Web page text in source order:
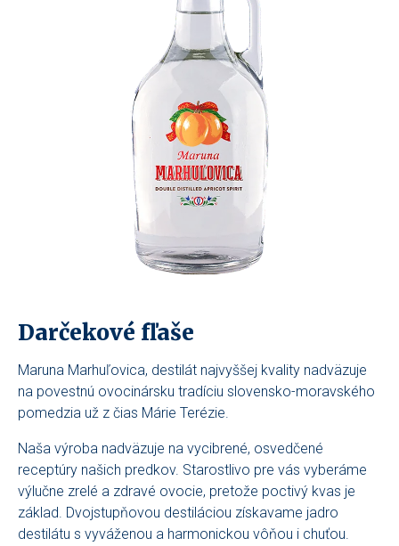
Darčekové fľaše
Maruna Marhuľovica, destilát najvyššej kvality nadväzuje
na povestnú ovocinársku tradíciu slovensko-moravského
pomedzia už z čias Márie Terézie.
Naša výroba nadväzuje na vycibrené, osvedčené
receptúry našich predkov. Starostlivo pre vás vyberáme
výlučne zrelé a zdravé ovocie, pretože poctivý kvas je
základ. Dvojstupňovou destiláciou získavame jadro
destilátu s vyváženou a harmonickou vôňou i chuťou.